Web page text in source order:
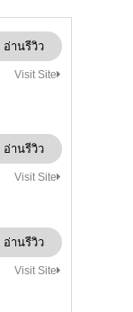
อ่านรีวิว
Visit Site
อ่านรีวิว
Visit Site
อ่านรีวิว
Visit Site